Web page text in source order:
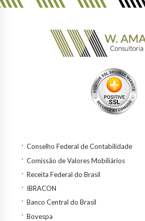
Conselho Federal de Contabilidade
Comissão de Valores Mobiliários
Receita Federal do Brasil
IBRACON
Banco Central do Brasil
Bovespa